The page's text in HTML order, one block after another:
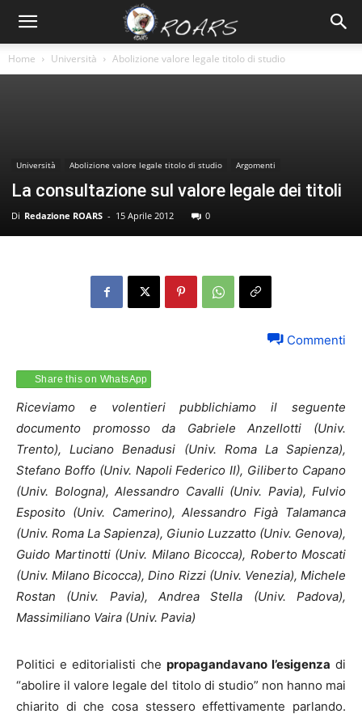
Home Università Abolizione valore legale titolo di studio
Università Abolizione valore legale titolo di studio Argomenti
La consultazione sul valore legale dei titoli
Di Redazione ROARS - 15 Aprile 2012 0
Commenti
Share this on WhatsApp
Riceviamo e volentieri pubblichiamo il seguente
documento promosso da Gabriele Anzellotti (Univ.
Trento), Luciano Benadusi (Univ. Roma La Sapienza),
Stefano Boffo (Univ. Napoli Federico II), Giliberto Capano
(Univ. Bologna), Alessandro Cavalli (Univ. Pavia), Fulvio
Esposito (Univ. Camerino), Alessandro Figà Talamanca
(Univ. Roma La Sapienza), Giunio Luzzatto (Univ. Genova),
Guido Martinotti (Univ. Milano Bicocca), Roberto Moscati
(Univ. Milano Bicocca), Dino Rizzi (Univ. Venezia), Michele
Rostan (Univ. Pavia), Andrea Stella (Univ. Padova),
Massimiliano Vaira (Univ. Pavia)
Politici e editorialisti che propagandavano l’esigenza di
“abolire il valore legale del titolo di studio” non hanno mai
chiarito di che cosa stessero effettivamente parlando.